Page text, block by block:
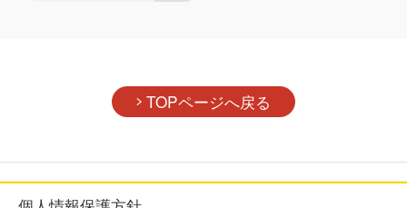
TOPページへ戻る